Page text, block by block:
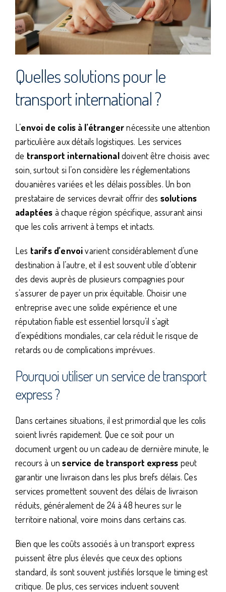
Quelles solutions pour le
transport international ?
L’envoi de colis à l’étrangernécessite une attention
particulière aux détails logistiques. Les services
de transport internationaldoivent être choisis avec
soin, surtout si l’on considère les réglementations
douanières variées et les délais possibles. Un bon
prestataire de services devrait offrir des solutions
adaptées à chaque région spécifique, assurant ainsi
que les colis arrivent à temps et intacts.
Les tarifs d’envoivarient considérablement d’une
destination à l’autre, et il est souvent utile d’obtenir
des devis auprès de plusieurs compagnies pour
s’assurer de payer un prix équitable. Choisir une
entreprise avec une solide expérience et une
réputation fiable est essentiel lorsqu’il s’agit
d’expéditions mondiales, car cela réduit le risque de
retards ou de complications imprévues.
Pourquoi utiliser un service de transport
express ?
Dans certaines situations, il est primordial que les colis
soient livrés rapidement. Que ce soit pour un
document urgent ou un cadeau de dernière minute, le
recours à unservice de transport express peut
garantir une livraison dans les plus brefs délais. Ces
services promettent souvent des délais de livraison
réduits, généralement de 24 à 48 heures sur le
territoire national, voire moins dans certains cas.
Bien que les coûts associés à un transport express
puissent être plus élevés que ceux des options
standard, ils sont souvent justifiés lorsque le timing est
critique. De plus, ces services incluent souvent